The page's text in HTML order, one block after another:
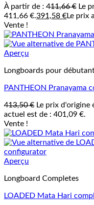
À partir de : 411,66€ Le
411,66 €.391,58 €Le prix
Vente !
Aperçu
Longboards pour
PANTHEON Pranayama
413,50€ Le prix d'origine
actuel est de : 401,09 €.
Vente !
Aperçu
Longboard Completes
LOADED Mata Hari